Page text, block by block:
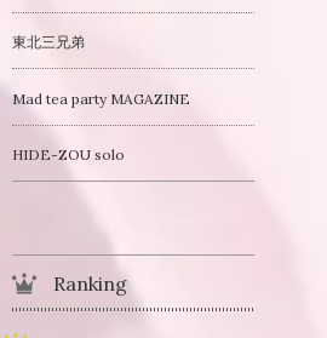
東北三兄弟
Mad tea party MAGAZINE
HIDE-ZOU solo
Ranking